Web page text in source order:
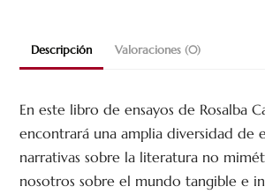
Descripción Valoraciones (0)
En este libro de ensayos de Rosalba
encontrará una amplia diversidad de
narrativas sobre la literatura no
nosotros sobre el mundo tangible e